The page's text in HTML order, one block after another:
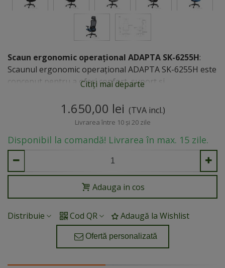
Scaun ergonomic operațional ADAPTA SK-6255H:
Scaunul ergonomic operațional ADAPTA SK-6255H este
conceput pentru a oferi confort, suport și
îndelungate la birou sau în fața calculatorului. Acesta
este proiectat conform principiilor ergonomiei...
Citiți mai departe
1.650,00 lei (TVA incl.)
Livrarea între 10 și 20 zile
Disponibil la comandă! Livrarea în max. 15 zile.
Adauga in cos
Distribuie Cod QR Adaugă la Wishlist
Ofertă personalizată